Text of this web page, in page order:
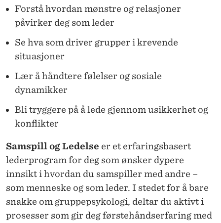
Forstå hvordan mønstre og relasjoner
påvirker deg som leder
Se hva som driver grupper i krevende
situasjoner
Lær å håndtere følelser og sosiale
dynamikker
Bli tryggere på å lede gjennom usikkerhet og
konflikter
Samspill og Ledelse er et erfaringsbasert
lederprogram for deg som ønsker dypere
innsikt i hvordan du samspiller med andre –
som menneske og som leder. I stedet for å bare
snakke om gruppepsykologi, deltar du aktivt i
prosesser som gir deg førstehåndserfaring med